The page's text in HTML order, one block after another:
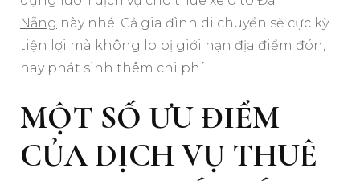
Nẵng này nhé. Cả gia đình di chuyển sẽ cực kỳ
tiện lợi mà không lo bị giới hạn địa điểm đón,
hay phát sinh thêm chi phí.
MỘT SỐ ƯU ĐIỂM
CỦA DỊCH VỤ THUÊ